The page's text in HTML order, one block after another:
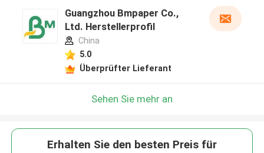
Guangzhou Bmpaper Co.,
Ltd. Herstellerprofil
China
5.0
Überprüfter Lieferant
Sehen Sie mehr an
Erhalten Sie den besten Preis für